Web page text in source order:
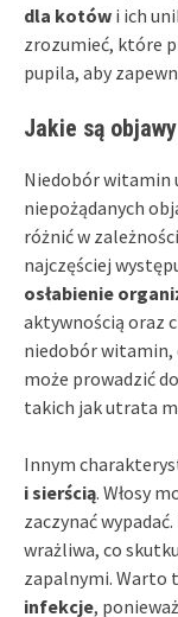
dla kotów i ich
zrozumieć, które
pupila, aby
Jakie są
Niedobór witamin
niepożądanych
różnić w
najczęściej
osłabienie
aktywnością oraz
niedobór witamin,
może prowadzić
takich jak utrata
Innym
i sierścią. Włosy
zaczynać
wrażliwa, co
zapalnymi. Warto
infekcje,